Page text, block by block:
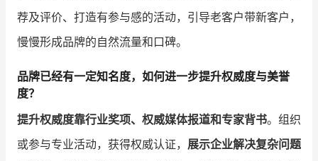
荐及评价、打造有参与感的活动，引导老客户带新客户，
慢慢形成品牌的自然流量和口碑。
品牌已经有一定知名度，如何进一步提升权威度与美誉
度？
提升权威度靠行业奖项、权威媒体报道和专家背书。组织
或参与专业活动，获得权威认证， 展示企业解决复杂问题